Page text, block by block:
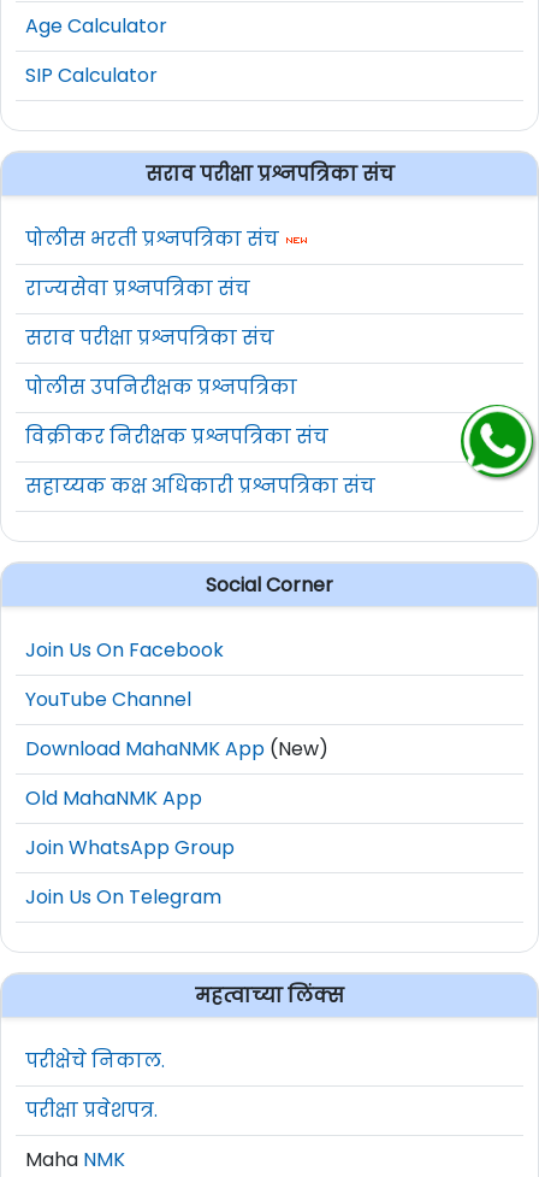
Age Calculator
SIP Calculator
सराव परीक्षा प्रश्नपत्रिका संच
पोलीस भरती प्रश्नपत्रिका संच
राज्यसेवा प्रश्नपत्रिका संच
सराव परीक्षा प्रश्नपत्रिका संच
पोलीस उपनिरीक्षक प्रश्नपत्रिका
विक्रीकर निरीक्षक प्रश्नपत्रिका संच
सहाय्यक कक्ष अधिकारी प्रश्नपत्रिका संच
Social Corner
Join Us On Facebook
YouTube Channel
Download MahaNMK App (New)
Old MahaNMK App
Join WhatsApp Group
Join Us On Telegram
महत्वाच्या लिंक्स
परीक्षेचे निकाल.
परीक्षा प्रवेशपत्र.
Maha NMK